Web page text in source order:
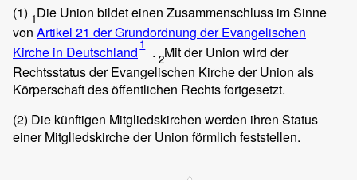
(1) 1Die Union bildet einen Zusammenschluss im Sinne
von Artikel 21 der Grundordnung der Evangelischen
Kirche in Deutschland1 . 2Mit der Union wird der
Rechtsstatus der Evangelischen Kirche der Union als
Körperschaft des öffentlichen Rechts fortgesetzt.
(2) Die künftigen Mitgliedskirchen werden ihren Status
einer Mitgliedskirche der Union förmlich feststellen.